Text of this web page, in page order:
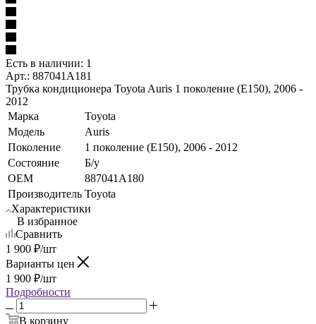
Есть в наличии: 1
Арт.: 887041A181
Трубка кондиционера Toyota Auris 1 поколение (E150), 2006 -
2012
Марка
Toyota
Модель
Auris
Поколение
1 поколение (E150), 2006 - 2012
Состояние
Б/у
OEM
887041A180
Производитель Toyota
Характеристики
В избранное
Сравнить
1 900 ₽/шт
Варианты цен
1 900 ₽/шт
Подробности
В корзину